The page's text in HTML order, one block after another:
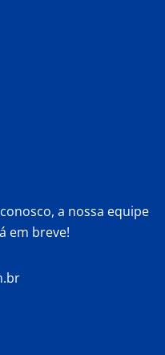
a nossa equipe
em breve!